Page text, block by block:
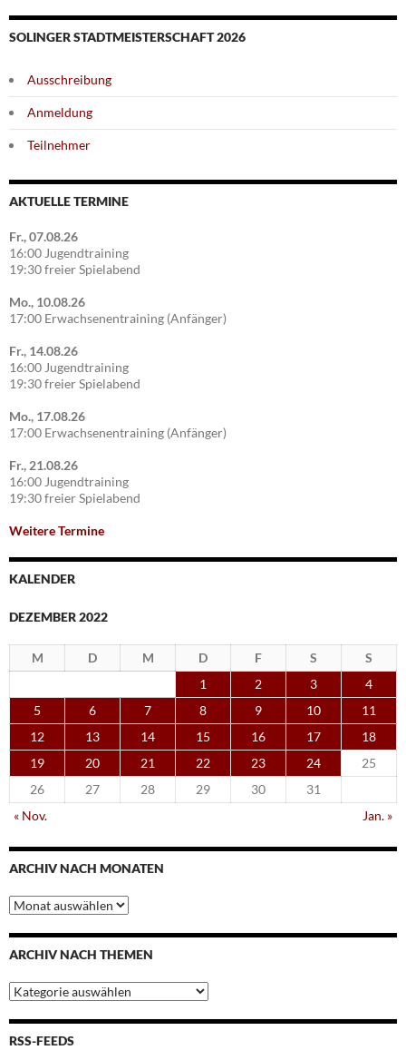
SOLINGER STADTMEISTERSCHAFT 2026
Ausschreibung
Anmeldung
Teilnehmer
AKTUELLE TERMINE
Fr., 07.08.26
16:00 Jugendtraining
19:30 freier Spielabend
Mo., 10.08.26
17:00 Erwachsenentraining (Anfänger)
Fr., 14.08.26
16:00 Jugendtraining
19:30 freier Spielabend
Mo., 17.08.26
17:00 Erwachsenentraining (Anfänger)
Fr., 21.08.26
16:00 Jugendtraining
19:30 freier Spielabend
Weitere Termine
KALENDER
DEZEMBER 2022
M D M D F S
S
1
2 3
4
5
6 7 8 9 10
11
12
13 14 15 16 17
18
19
20 21 22 23 24
25
26
27 28 29 30
31
« Nov.
Jan. »
ARCHIV NACH MONATEN
Archiv
nach
Monaten
ARCHIV NACH THEMEN
Archiv
nach
Themen
RSS-FEEDS